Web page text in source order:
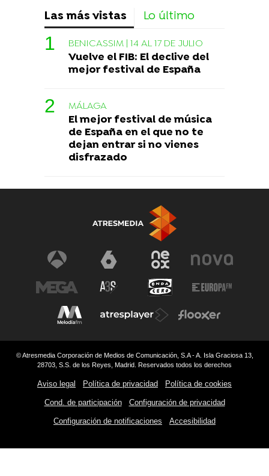
Las más vistas Lo último
BENICASSIM | 14 AL 17 DE JULIO
Vuelve el FIB: El declive del
mejor festival de España
MÁLAGA
El mejor festival de música
de España en el que no te
dejan entrar si no vienes
disfrazado
© Atresmedia Corporación de Medios de Comunicación, S.A - A. Isla Graciosa 13,
28703, S.S. de los Reyes, Madrid. Reservados todos los derechos
Aviso legal Política de privacidad Política de cookies
Cond. de participación Configuración de privacidad
Configuración de notificaciones Accesibilidad